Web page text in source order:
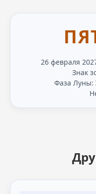
26 февраля
Знак
Фаза Луны: